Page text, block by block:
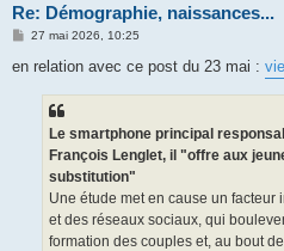
Re: Démographie, naissances...
M
s
27 mai 2026, 10:25
en relation avec ce post du 23 mai :
Le smartphone principal
François Lenglet, il "offre aux
substitution"
Une étude met en cause un facteur
et des réseaux sociaux, qui
formation des couples et, au bout